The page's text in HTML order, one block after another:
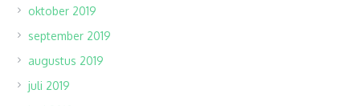
oktober 2019
september 2019
augustus 2019
juli 2019